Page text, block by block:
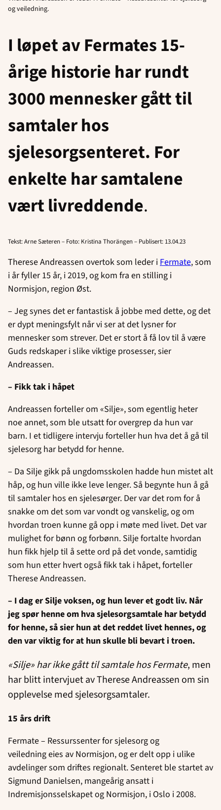
og veiledning.
I løpet av Fermates 15-
årige historie har rundt
3000 mennesker gått til
samtaler hos
sjelesorgsenteret. For
enkelte har samtalene
vært livreddende.
Tekst: Arne Sæteren – Foto: Kristina Thorängen – Publisert: 13.04.23
Therese Andreassen overtok som leder iFermate, som
i år fyller 15 år, i 2019, og kom fra en stilling i
Normisjon, region Øst.
– Jeg synes det er fantastisk å jobbe med dette, og det
er dypt meningsfylt når vi ser at det lysner for
mennesker som strever. Det er stort å få lov til å være
Guds redskaper i slike viktige prosesser, sier
Andreassen.
– Fikk tak i håpet
Andreassen forteller om «Silje», som egentlig heter
noe annet, som ble utsatt for overgrep da hun var
barn. I et tidligere intervju forteller hun hva det å gå til
sjelesorg har betydd for henne.
– Da Silje gikk på ungdomsskolen hadde hun mistet alt
håp, og hun ville ikke leve lenger. Så begynte hun å gå
til samtaler hos en sjelesørger. Der var det rom for å
snakke om det som var vondt og vanskelig, og om
hvordan troen kunne gå opp i møte med livet. Det var
mulighet for bønn og forbønn. Silje fortalte hvordan
hun fikk hjelp til å sette ord på det vonde, samtidig
som hun etter hvert også fikk tak i håpet, forteller
Therese Andreassen.
– I dag er Silje voksen, og hun lever et godt liv. Når
jeg spør henne om hva sjelesorgsamtale har betydd
for henne, så sier hun at det reddet livet hennes, og
den var viktig for at hun skulle bli bevart i troen.
«Silje» har ikke gått til samtale hos Fermate, men
har blitt intervjuet av Therese Andreassen om sin
opplevelse med sjelesorgsamtaler.
15 års drift
Fermate – Ressurssenter for sjelesorg og
veiledning eies av Normisjon, og er delt opp i ulike
avdelinger som driftes regionalt. Senteret ble startet av
Sigmund Danielsen, mangeårig ansatt i
Indremisjonsselskapet og Normisjon, i Oslo i 2008.